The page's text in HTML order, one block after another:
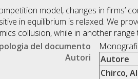
model, changes in firms’
in equilibrium is relaxed. We
collusion, while in another
del documento
Autori
Autore
Chirco,